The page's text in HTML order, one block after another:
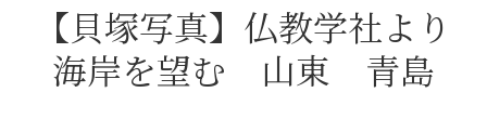
【貝塚写真】仏教学社より
海岸を望む 山東 青島